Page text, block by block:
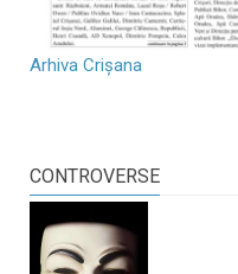
Arhiva Crișana
CONTROVERSE